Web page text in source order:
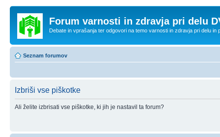
Forum varnosti in zdravja pri delu
Debate in vprašanja ter odgovori na temo varnosti in zdravja pri delu in
Seznam forumov
Izbriši vse piškotke
Ali želite izbrisati vse piškotke, ki jih je nastavil ta forum?